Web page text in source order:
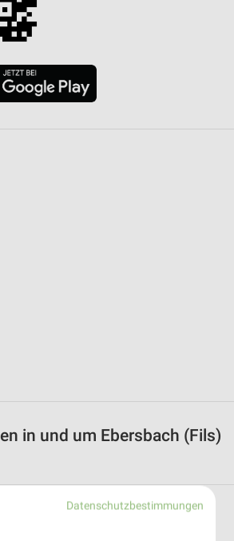
in und um Ebersbach (Fils)
Datenschutzbestimmungen